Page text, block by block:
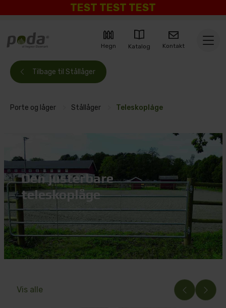
TEST TEST TEST
Hegn Katalog Kontakt
Tilbage til Stållåger
Porte og låger Stållåger Teleskoplåge
Den justerbare
teleskoplåge
Vis alle